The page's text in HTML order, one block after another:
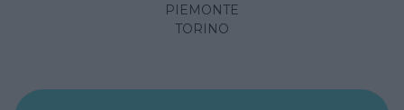
PIEMONTE
TORINO